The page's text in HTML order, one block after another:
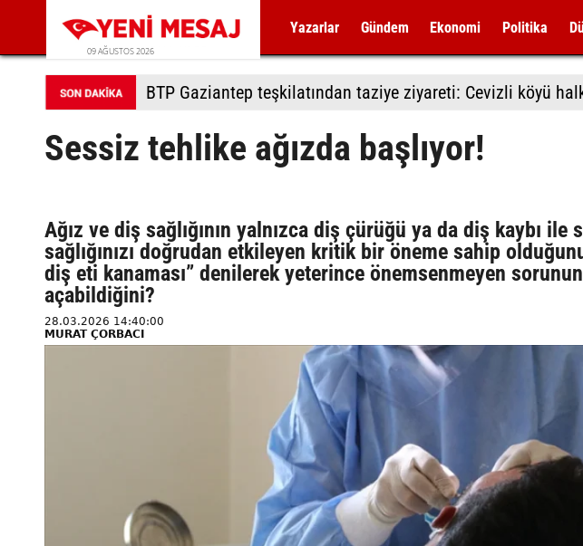
09 AĞUSTOS 2026
Yazarlar Gündem Ekonomi Politika
BTP Gaziantep teşkilatından taziye ziyareti: Cevizli köyü
Sessiz tehlike ağızda başlıyor!
Ağız ve diş sağlığının yalnızca diş çürüğü ya da diş kaybı ile
sağlığınızı doğrudan etkileyen kritik bir öneme sahip
diş eti kanaması” denilerek yeterince önemsenmeyen
açabildiğini?
28.03.2026 14:40:00
MURAT ÇORBACI